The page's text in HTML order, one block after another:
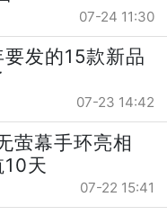
07-24 11:30
发的15款新品
07-23 14:42
萤幕手环亮相
10天
07-22 15:41